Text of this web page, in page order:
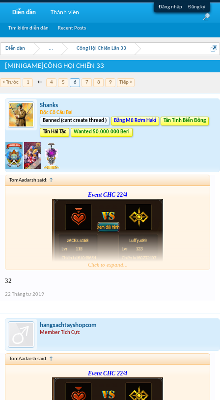
Đăng nhập Đăng ký
Diễn đàn ... Công Hội Chiến Lần 33
[MINIGAME]CÔNG HỘI CHIẾN 33
< Trước 1 ← 4 5 6 7 8 9 Tiếp >
Shanks
Độc Cô Cầu Bại
Banned (cant create thread )
Băng Mũ Rơm Haki Tân Tinh Biển Đông
Tân Hải Tặc Wanted 50.000.000 Beri
TomAadarsh said: ↑
Event CHC 22/4
Click to expand...
32
22 Tháng tư 2019
hangxachtayshopcom
Member Tích Cực
TomAadarsh said: ↑
Event CHC 22/4
Diễn đàn
Tìm kiếm diễn đàn Recent Posts
Thành viên